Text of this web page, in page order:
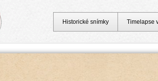
Historické snímky Timelapse